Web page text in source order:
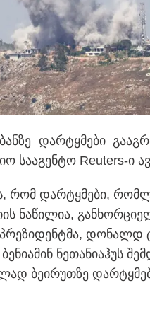
2
დარ­ტყმე­ბი
სა­ა­გენ­ტო Reuters-ი
რომ დარ­ტყმე­ბი,
ნა­წი­ლია,
პრე­ზი­დენ­ტმა, დო­ნალდ
ნე­თა­ნი­აჰუს
ბე­ი­რუთ­ზე